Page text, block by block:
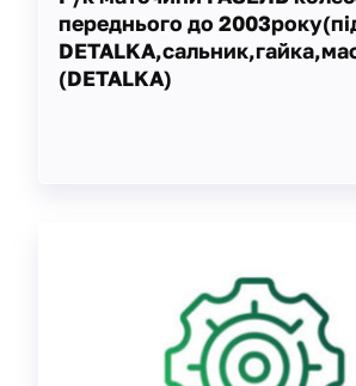
переднього до
(DETALKA)